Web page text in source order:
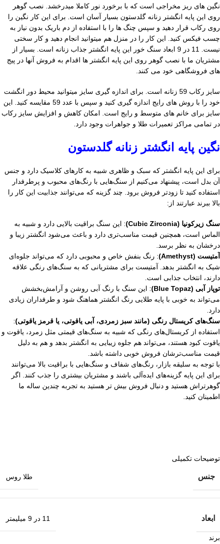
نگین های ریز مخراجی است که با برخورد نور کاملا میدرخشد. نصب گوهر
روی این پایه انگشتر زنانه گلدستون بسیار آسان است. برای این کار نگین را
روی رکاب قرار دهید و سپس چنگ ها را با استفاده از دم باریک بدون نیاز به
چسب فیکس کنید. این کار را در منزل هم میتوانید انجام دهید و کار سختی
نیست. 11 در 9 ابعاد سنگ خور این پایه انگشتر جذاب زنانه است. بسیار از
مشتریان ما با نصب گوهر روی این پایه انگشتر ها اقدام به فروش آنها در پیج
های فروشگاهی خود می کنند.
سایز رکاب 59 زنانه است. برای اندازه گیری سایز میتوانید محیط دور انگشت
خود را با روش های رایج اندازه گیری کنید و سپس با عدد 59 مقایسه کنید. این
سایز برای خانم های متوسط و رایج است. امکان کاهش و افزایش سایز رکاب
در تمامی مراکز تعمیرات طلا و جواهرات وجود دارد.
نگین پایه انگشتر زنانه گلدستون
برای این پایه انگشتر که سبک و ظاهری شبیه به کارهای کلاسیک دارد و جنس
آن بدل است، پیشنهاد می‌کنیم از سنگ‌هایی با رنگ‌های محبوب و پرطرفدار
استفاده کنید تا زودتر فروش برود. چند گزینه که می‌توانند جذابیت این کار را
بالا ببرند عبارتند از:
سنگ زیرکونیا (Cubic Zirconia)
: این سنگ براقیت بالایی دارد و شبیه به
الماس است، همچنین قیمت مناسب‌تری دارد و باعث می‌شود انگشتر زیبا و
درخشان به نظر برسد.
آمتیست (Amethyst)
: رنگ بنفش خاص و محبوبی دارد که می‌تواند جلوه‌ای
شیک به انگشتر بدهد. آمتیست برای مشتریانی که به سنگ‌های رنگی علاقه
دارند، انتخاب جذابی است.
توپاز آبی (Blue Topaz)
: این سنگ با رنگ آبی روشن و آرامش‌بخشش
می‌تواند به خوبی با پایه طلایی رنگ انگشتر هماهنگ شود و طرفداران زیادی
دارد.
سنگ‌های کریستال رنگی (مانند سبز زمردی، آبی یاقوتی، یا قرمز یاقوتی):
استفاده از کریستال‌های رنگی که شبیه به سنگ‌های قیمتی مثل زمرد، یاقوت و
یاقوت کبود هستند، می‌تواند هم جلوه زیبایی به انگشتر بدهد و هم به دلیل
قیمت مناسب‌ترشان فروش خوبی داشته باشد.
با توجه به سلیقه بازار، رنگ‌های شفاف و سنگ‌هایی با براقیت بالا می‌توانند
برای این پایه گزینه‌های ایده‌آلی باشند و مشتریان بیشتری را جذب کنند. اگر
گوهرتراش هستید و دنبال فروش بیش تر هستید به تجربه چندین ساله ما
اطمینان کنید.
توضیحات تکمیلی
جنس طلا روس
ابعاد 11 در 9 میلیمتر
برند